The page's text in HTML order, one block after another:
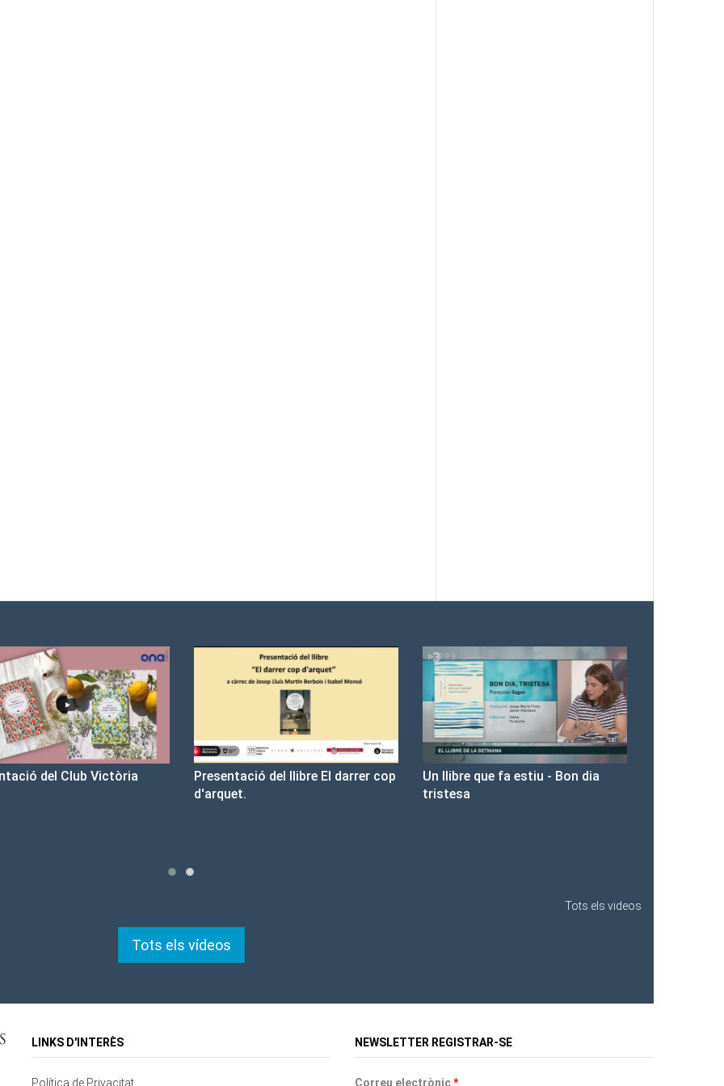
Presentació del llibre El darrer cop
Un llibre que fa estiu - Bon dia
tristesa
Presentació de Les Fures a la
Llibreria Ona.
Contacte